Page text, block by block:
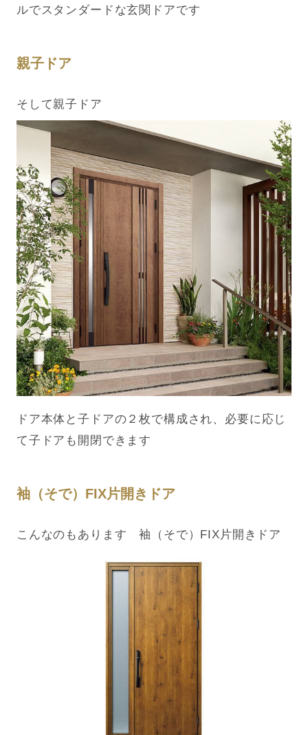
ルでスタンダードな玄関ドアです
親子ドア
そして親子ドア
ドア本体と子ドアの２枚で構成され、必要に応じ
て子ドアも開閉できます
袖（そで）FIX片開きドア
こんなのもあります 袖（そで）FIX片開きドア